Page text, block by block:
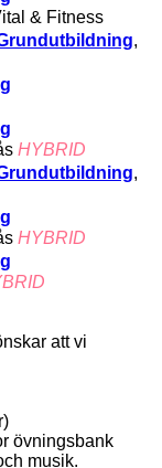
& Fitness
,
HYBRID
,
HYBRID
att vi
övningsbank
musik.